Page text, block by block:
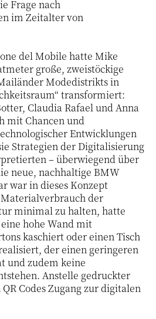
Frage nach
im Zeitalter von
del Mobile hatte Mike
große, zweistöckige
Modedistrikts in
transformiert:
Claudia Rafael und Anna
mit Chancen und
Entwicklungen
Strategien der Digitalisierung
– überwiegend über
neue, nachhaltige BMW
war in dieses Konzept
der
minimal zu halten, hatte
hohe Wand mit
kaschiert oder einen Tisch
der einen geringeren
und zudem keine
Anstelle gedruckter
Codes Zugang zur digitalen